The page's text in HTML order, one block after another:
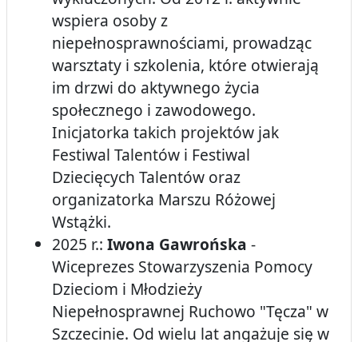
wspiera osoby z
niepełnosprawnościami, prowadząc
warsztaty i szkolenia, które otwierają
im drzwi do aktywnego życia
społecznego i zawodowego.
Inicjatorka takich projektów jak
Festiwal Talentów i Festiwal
Dziecięcych Talentów oraz
organizatorka Marszu Różowej
Wstążki.
2025 r.: Iwona Gawrońska -
Wiceprezes Stowarzyszenia Pomocy
Dzieciom i Młodzieży
Niepełnosprawnej Ruchowo "Tęcza" w
Szczecinie. Od wielu lat angażuje się w